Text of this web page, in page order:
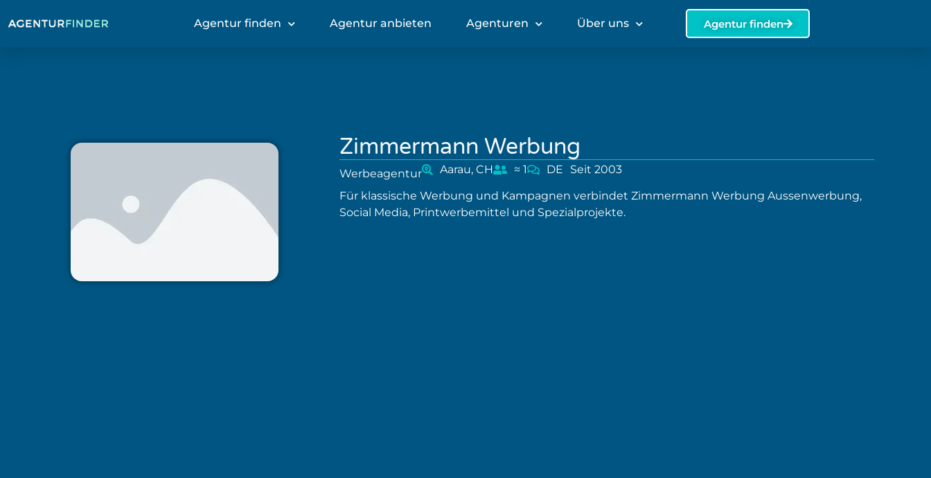
Agentur finden Agentur anbieten Agenturen Über uns Agentur finden
Zimmermann Werbung
Werbeagentur Aarau, CH ≈ 1 DE
Seit 2003
Für klassische Werbung und Kampagnen verbindet Zimmermann Werbung Aussenwerbung,
Social Media, Printwerbemittel und Spezialprojekte.